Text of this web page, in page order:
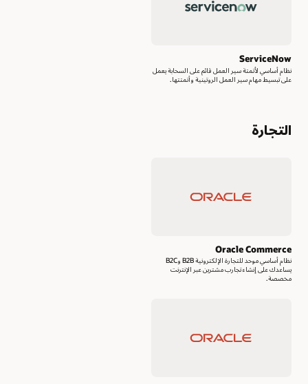
ServiceNow
نظام أساسي لأتمتة سير العمل قائم على السحابة يعمل
على تبسيط مهام سير العمل الروتينية وأتمتتها.
التجارة
Oracle Commerce
نظام أساسي موحد للتجارة الإلكترونية B2B وB2C
يساعدك على إنشاء تجارب مشترين عبر الإنترنت
مخصصة.